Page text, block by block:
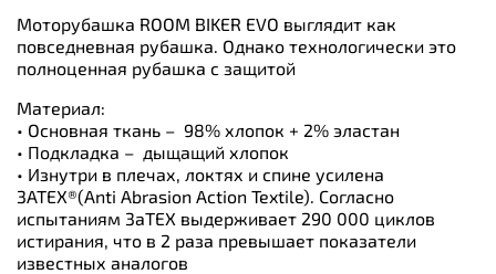
Моторубашка ROOM BIKER EVO выглядит как
повседневная рубашка. Однако технологически это
полноценная рубашка с защитой
Материал:
• Основная ткань – 98% хлопок + 2% эластан
• Подкладка – дыщащий хлопок
• Изнутри в плечах, локтях и спине усилена
3ATEX®(Anti Abrasion Action Textile). Согласно
испытаниям 3аТЕХ выдерживает 290 000 циклов
истирания, что в 2 раза превышает показатели
известных аналогов